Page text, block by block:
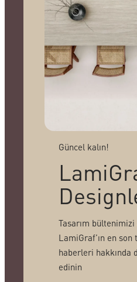
Güncel kalın!
Tasarım bültenimizi
LamiGraf’ın en
haberleri hakkında
edinin